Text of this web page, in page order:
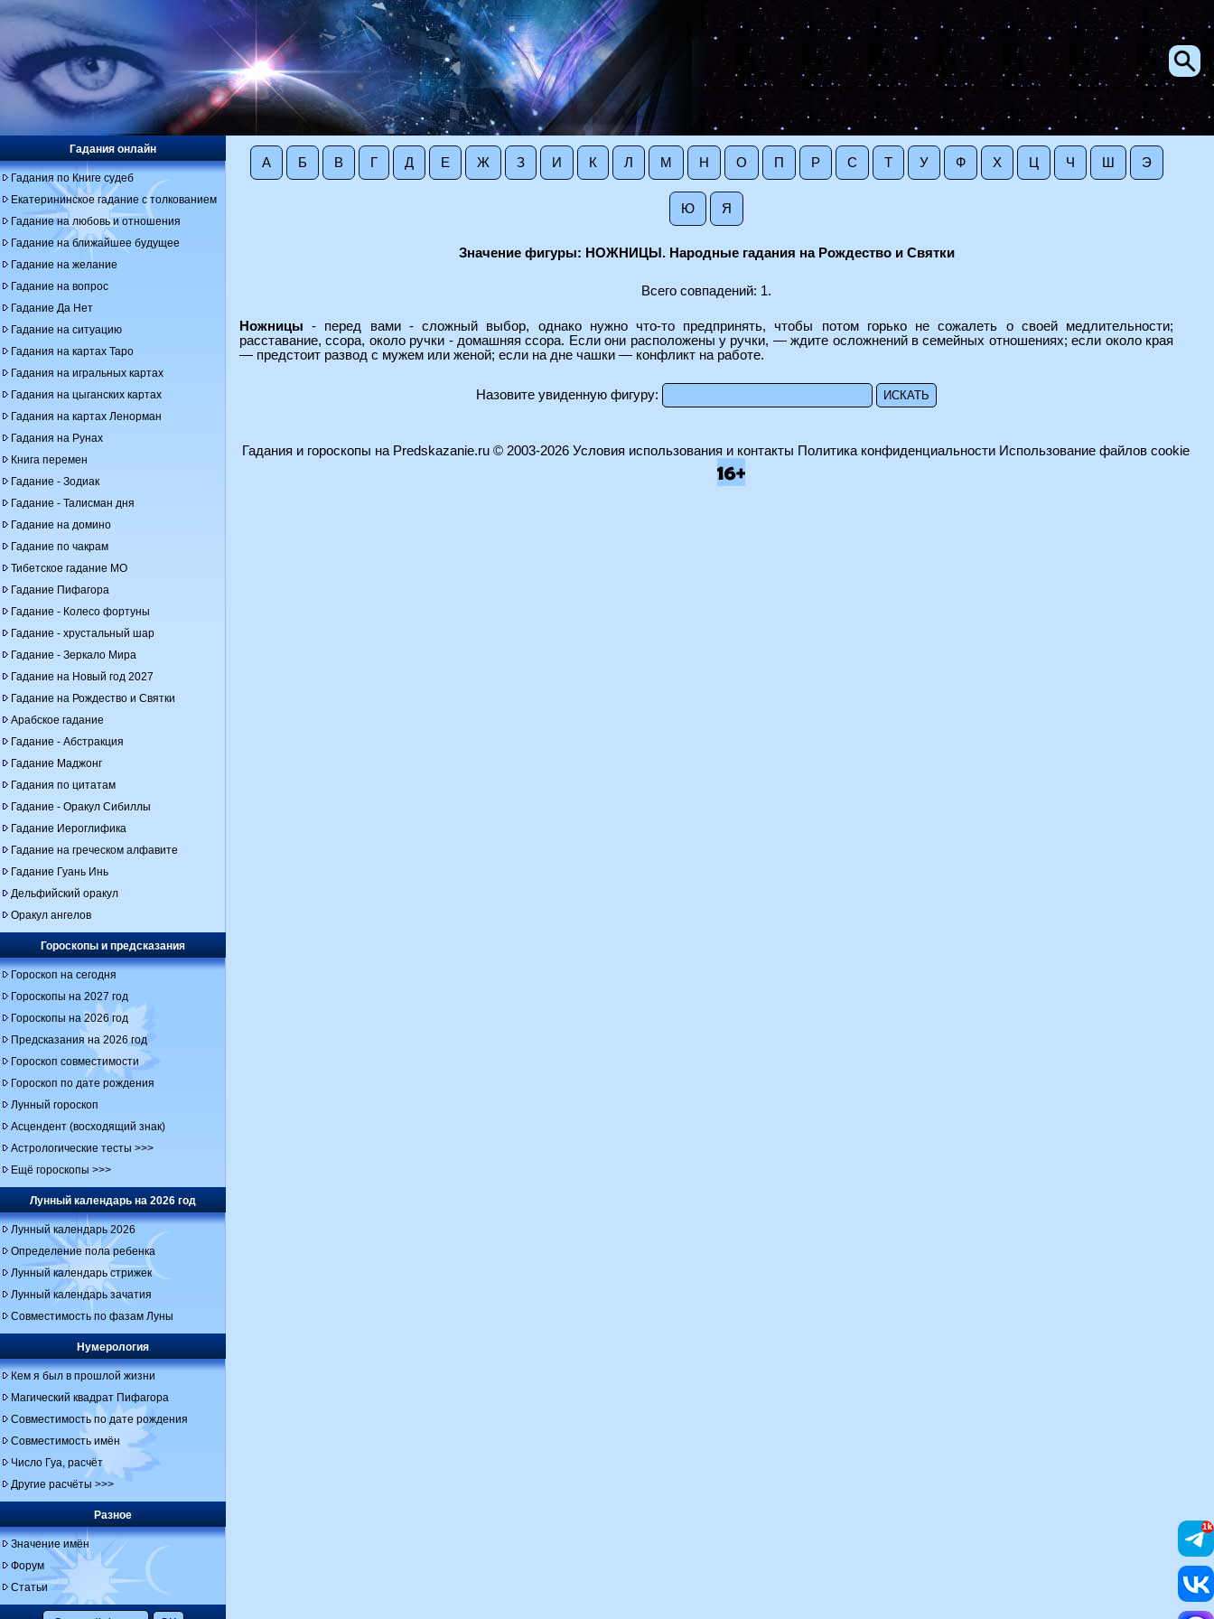
А Б В Г Д Е Ж З И К Л М Н О П Р С Т У Ф Х Ц Ч Ш Э
Ю Я
Значение фигуры: НОЖНИЦЫ. Народные гадания на Рождество и Святки
Всего совпадений: 1.
Ножницы - перед вами - сложный выбор, однако нужно что-то предпринять, чтобы потом горько не сожалеть о своей медлительности;
расставание, ссора, около ручки - домашняя ссора. Если они расположены у ручки, — ждите осложнений в семейных отношениях; если около края
— предстоит развод с мужем или женой; если на дне чашки — конфликт на работе.
Назовите увиденную фигуру:
Гадания онлайн
Гадания по Книге судеб
Екатерининское гадание с толкованием
Гадание на любовь и отношения
Гадание на ближайшее будущее
Гадание на желание
Гадание на вопрос
Гадание Да Нет
Гадание на ситуацию
Гадания на картах Таро
Гадания на игральных картах
Гадания на цыганских картах
Гадания на картах Ленорман
Гадания на Рунах
Книга перемен
Гадание - Зодиак
Гадание - Талисман дня
Гадание на домино
Гадание по чакрам
Тибетское гадание МО
Гадание Пифагора
Гадание - Колесо фортуны
Гадание - хрустальный шар
Гадание - Зеркало Мира
Гадание на Новый год 2027
Гадание на Рождество и Святки
Арабское гадание
Гадание - Абстракция
Гадание Маджонг
Гадания по цитатам
Гадание - Оракул Сибиллы
Гадание Иероглифика
Гадание на греческом алфавите
Гадание Гуань Инь
Дельфийский оракул
Оракул ангелов
Гороскопы и предсказания
Гороскоп на сегодня
Гороскопы на 2027 год
Гороскопы на 2026 год
Предсказания на 2026 год
Гороскоп совместимости
Гороскоп по дате рождения
Лунный гороскоп
Асцендент (восходящий знак)
Астрологические тесты >>>
Ещё гороскопы >>>
Лунный календарь на 2026 год
Лунный календарь 2026
Определение пола ребенка
Лунный календарь стрижек
Лунный календарь зачатия
Совместимость по фазам Луны
Нумерология
Кем я был в прошлой жизни
Магический квадрат Пифагора
Совместимость по дате рождения
Совместимость имён
Число Гуа, расчёт
Другие расчёты >>>
Разное
Значение имён
Форум
Статьи
Гадания и гороскопы на Predskazanie.ru© 2003-2026 Условия использования и контакты Политика конфиденциальности Использование файлов cookie